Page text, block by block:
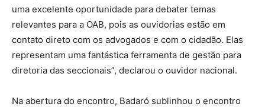
uma excelente oportunidade para debater temas
relevantes para a OAB, pois as ouvidorias estão em
contato direto com os advogados e com o cidadão. Elas
representam uma fantástica ferramenta de gestão para
diretoria das seccionais”, declarou o ouvidor nacional.
Na abertura do encontro, Badaró sublinhou o encontro